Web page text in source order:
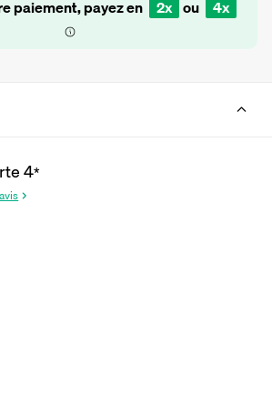
paiement, payez en 2x ou 4x
4*
avis